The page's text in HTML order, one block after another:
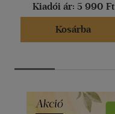
Kiadói ár: 5 990 Ft
Kosárba